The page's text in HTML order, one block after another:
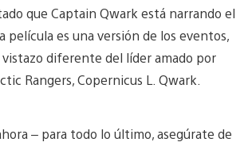
que Captain Qwark está narrando el
película es una versión de los eventos,
diferente del líder amado por
Rangers, Copernicus L. Qwark.
– para todo lo último, asegúrate de